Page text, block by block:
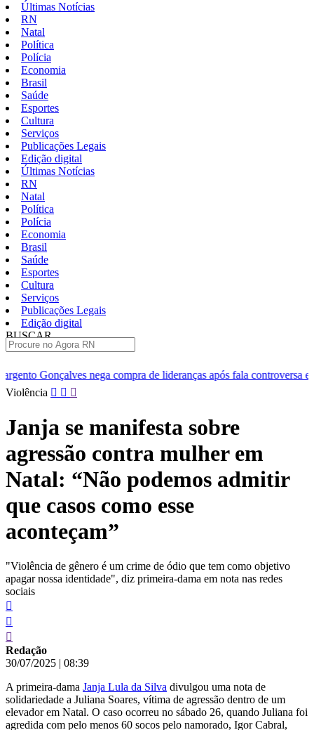
Últimas Notícias
RN
Natal
Política
Polícia
Economia
Brasil
Saúde
Esportes
Cultura
Serviços
Publicações Legais
Edição digital
Últimas Notícias
RN
Natal
Política
Polícia
Economia
Brasil
Saúde
Esportes
Cultura
Serviços
Publicações Legais
Edição digital
BUSCAR
de lideranças após fala controversa em entrevista
Pular
conteúdo
Violência
Janja se manifesta sobre
agressão contra mulher em
Natal: “Não podemos admitir
que casos como esse
aconteçam”
"Violência de gênero é um crime de ódio que tem como objetivo
apagar nossa identidade", diz primeira-dama em nota nas redes
sociais
Redação
30/07/2025 | 08:39
A primeira-dama Janja Lula da Silva divulgou uma nota de
solidariedade a Juliana Soares, vítima de agressão dentro de um
elevador em Natal. O caso ocorreu no sábado 26, quando Juliana foi
agredida com pelo menos 60 socos pelo namorado, Igor Cabral,